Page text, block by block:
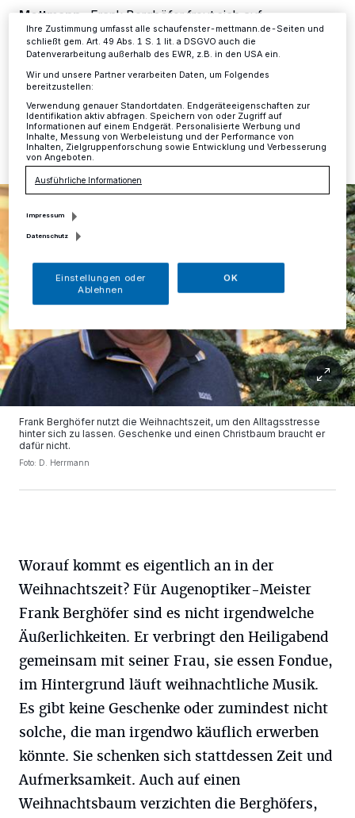
Mettmann
Frank Berghöfer freut sich auf
Weihnachten als eine Zeit der Besinnung und der
Abwesenheit von Stress.
02.12.2022 , 11:36 Uhr Eine Minute Lesezeit
Frank Berghöfer nutzt die Weihnachtszeit, um den Alltagsstresse
hinter sich zu lassen. Geschenke und einen Christbaum braucht er
dafür nicht.
Foto: D. Herrmann
Worauf kommt es eigentlich an in der
Weihnachtszeit? Für Augenoptiker-Meister
Frank Berghöfer sind es nicht irgendwelche
Äußerlichkeiten. Er verbringt den Heiligabend
gemeinsam mit seiner Frau, sie essen Fondue,
im Hintergrund läuft weihnachtliche Musik.
Es gibt keine Geschenke oder zumindest nicht
solche, die man irgendwo käuflich erwerben
könnte. Sie schenken sich stattdessen Zeit und
Aufmerksamkeit. Auch auf einen
Weihnachtsbaum verzichten die Berghöfers,
Informationen finden Sie in unserer Datenschutzerklärung.
Ihre Zustimmung umfasst alle schaufenster-mettmann.de-Seiten und
schließt gem. Art. 49 Abs. 1 S. 1 lit. a DSGVO auch die
Datenverarbeitung außerhalb des EWR, z.B. in den USA ein.
Wir und unsere Partner verarbeiten Daten, um Folgendes
bereitzustellen:
Verwendung genauer Standortdaten. Endgeräteeigenschaften zur
Identifikation aktiv abfragen. Speichern von oder Zugriff auf
Informationen auf einem Endgerät. Personalisierte Werbung und
Inhalte, Messung von Werbeleistung und der Performance von
Inhalten, Zielgruppenforschung sowie Entwicklung und Verbesserung
von Angeboten.
Ausführliche Informationen
Impressum
Datenschutz
Einstellungen oder
Ablehnen
OK